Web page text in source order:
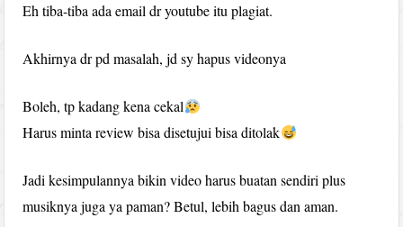
Eh tiba-tiba ada email dr youtube itu plagiat.
Akhirnya dr pd masalah, jd sy hapus videonya
Boleh, tp kadang kena cekal
Harus minta review bisa disetujui bisa ditolak
Jadi kesimpulannya bikin video harus buatan sendiri plus
musiknya juga ya paman? Betul, lebih bagus dan aman.